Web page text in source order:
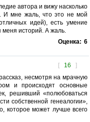
автора и вижу насколько
И мне жаль, что это не мой
идей), есть умение
меня историй. А жаль.
Оценка: 6
[ 16 ]
несмотря на мрачную
и происходят основные
решивший «полюбоваться
собственной генеалогии»,
которое может лучше всего